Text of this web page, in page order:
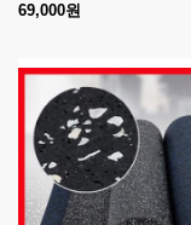
69,000원